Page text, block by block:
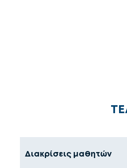
Διακρίσεις μαθητών